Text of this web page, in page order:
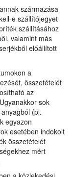
származása
e szállítójegyet
szállításához
valamint más
előállított
a
összetételét
az
sok
(pl.
egyazon
esetében indokolt
összetételét
mért